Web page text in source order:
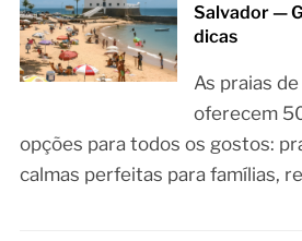
Salvador —
dicas
As praias
oferecem
opções para todos os gostos:
calmas perfeitas para famílias,